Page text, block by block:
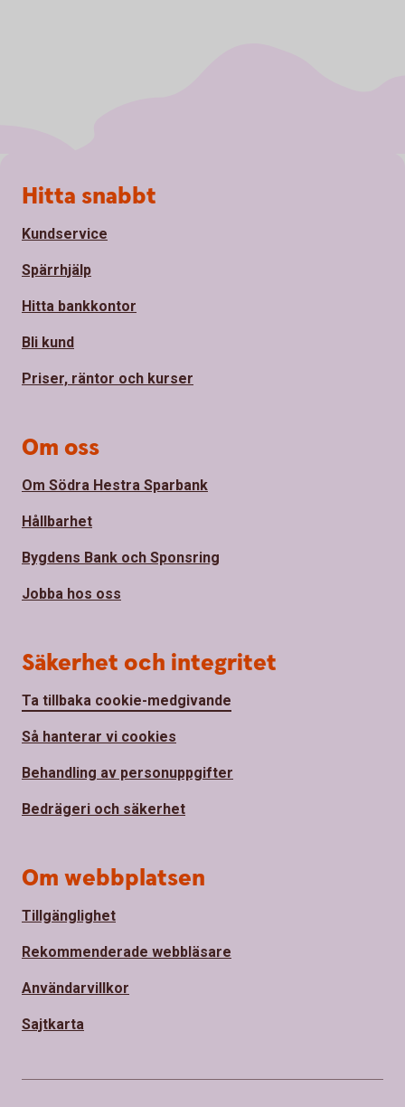
Sidfot
Hitta snabbt
Kundservice
Spärrhjälp
Hitta bankkontor
Bli kund
Priser, räntor och kurser
Om oss
Om Södra Hestra Sparbank
Hållbarhet
Bygdens Bank och Sponsring
Jobba hos oss
Säkerhet och integritet
Ta tillbaka cookie-medgivande
Så hanterar vi cookies
Behandling av personuppgifter
Bedrägeri och säkerhet
Om webbplatsen
Tillgänglighet
Rekommenderade webbläsare
Användarvillkor
Sajtkarta